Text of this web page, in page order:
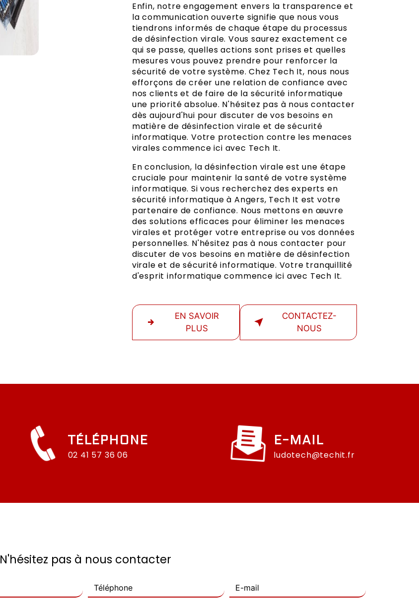
Enfin, notre engagement envers la transparence et
la communication ouverte signifie que nous vous
tiendrons informés de chaque étape du processus
de désinfection virale. Vous saurez exactement ce
qui se passe, quelles actions sont prises et quelles
mesures vous pouvez prendre pour renforcer la
sécurité de votre système. Chez Tech It, nous nous
efforçons de créer une relation de confiance avec
nos clients et de faire de la sécurité informatique
une priorité absolue. N'hésitez pas à nous contacter
dès aujourd'hui pour discuter de vos besoins en
matière de désinfection virale et de sécurité
informatique. Votre protection contre les menaces
virales commence ici avec Tech It.
En conclusion, la désinfection virale est une étape
cruciale pour maintenir la santé de votre système
informatique. Si vous recherchez des experts en
sécurité informatique à Angers, Tech It est votre
partenaire de confiance. Nous mettons en œuvre
des solutions efficaces pour éliminer les menaces
virales et protéger votre entreprise ou vos données
personnelles. N'hésitez pas à nous contacter pour
discuter de vos besoins en matière de désinfection
virale et de sécurité informatique. Votre tranquillité
d'esprit informatique commence ici avec Tech It.
EN SAVOIR
PLUS
CONTACTEZ-
NOUS
TÉLÉPHONE
02 41 57 36 06
E-MAIL
ludotech@techit.fr
N'hésitez pas à nous contacter